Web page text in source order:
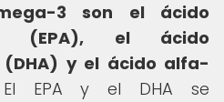
3 son el ácido
(EPA), el ácido
(DHA) y el ácido alfa-
EPA y el DHA se